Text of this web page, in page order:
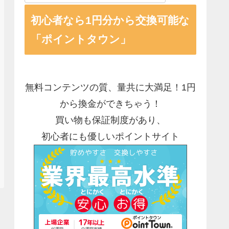
初心者なら1円分から交換可能な
「ポイントタウン」
無料コンテンツの質、量共に大満足！1円
から換金ができちゃう！
買い物も保証制度があり、
初心者にも優しいポイントサイト